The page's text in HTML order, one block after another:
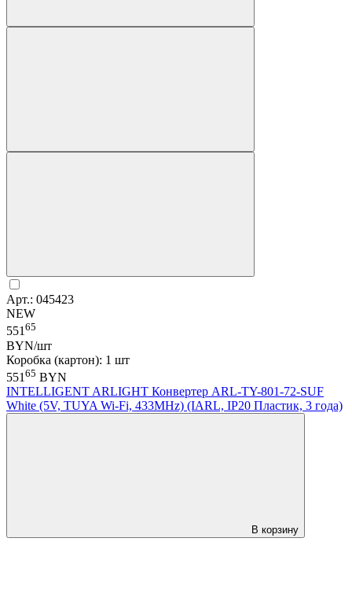
Арт.: 045423
NEW
55165
BYN/шт
Коробка (картон): 1 шт
551 65 BYN
INTELLIGENT ARLIGHT Конвертер ARL-TY-801-72-SUF
White (5V, TUYA Wi-Fi, 433MHz) (IARL, IP20 Пластик, 3 года)
В корзину